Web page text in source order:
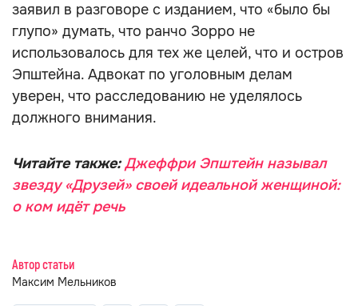
заявил в разговоре с изданием, что «было бы
глупо» думать, что ранчо Зорро не
использовалось для тех же целей, что и остров
Эпштейна. Адвокат по уголовным делам
уверен, что расследованию не уделялось
должного внимания.
Читайте также:Джеффри Эпштейн называл
звезду «Друзей» своей идеальной женщиной:
о ком идёт речь
Автор статьи
Максим Мельников